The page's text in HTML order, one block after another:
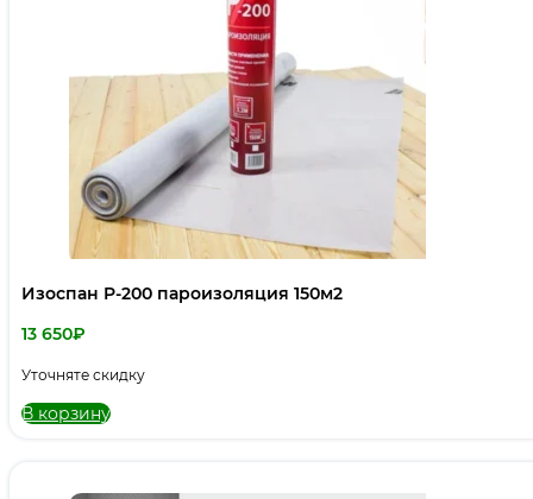
Изоспан P-200 пароизоляция 150м2
13 650₽
Уточняте скидку
В корзину